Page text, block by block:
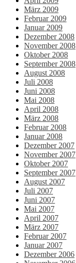
März 2009
Februar 2009
Januar 2009
Dezember 2008
November 2008
Oktober 2008
September 2008
August 2008
Juli 2008
Juni 2008
Mai 2008
April 2008
März 2008
Februar 2008
Januar 2008
Dezember 2007
November 2007
Oktober 2007
September 2007
August 2007
Juli 2007
Juni 2007
Mai 2007
April 2007
März 2007
Februar 2007
Januar 2007
Dezember 2006